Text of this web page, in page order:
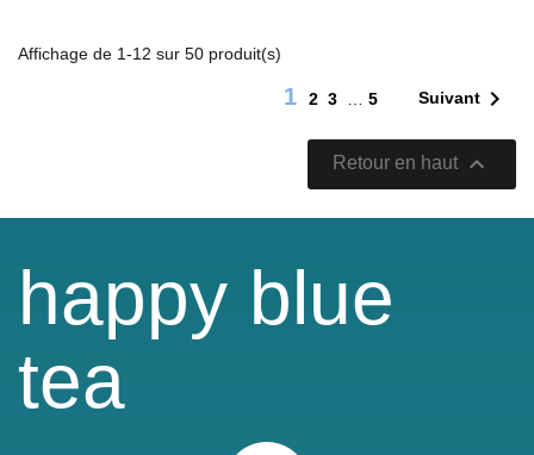
Affichage de 1-12 sur 50 produit(s)
1 2 3 5 Suivant 
Retour en haut 
happy blue
tea